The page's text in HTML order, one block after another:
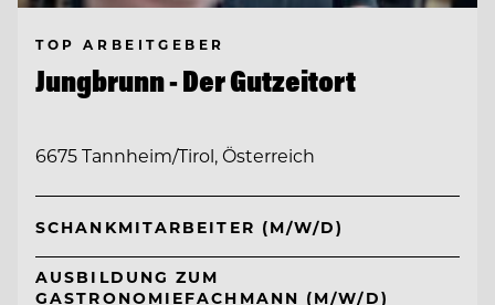
TOP ARBEITGEBER
Jungbrunn - Der Gutzeitort
6675 Tannheim/Tirol, Österreich
SCHANKMITARBEITER (M/W/D)
AUSBILDUNG ZUM
GASTRONOMIEFACHMANN (M/W/D)